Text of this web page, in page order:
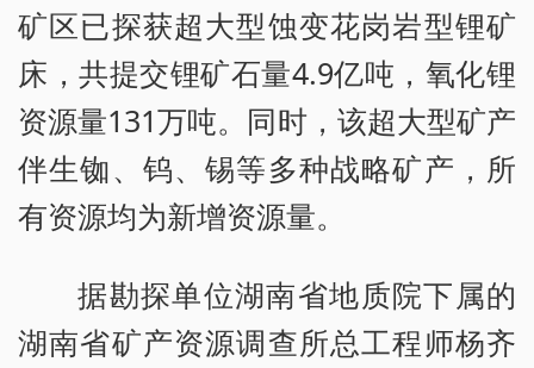
矿区已探获超大型蚀变花岗岩型锂矿
床，共提交锂矿石量4.9亿吨，氧化锂
资源量131万吨。同时，该超大型矿产
伴生铷、钨、锡等多种战略矿产，所
有资源均为新增资源量。
据勘探单位湖南省地质院下属的
湖南省矿产资源调查所总工程师杨齐